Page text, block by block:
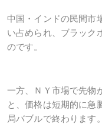
中国・インドの民間市
い占められ、ブラック
のです。
一方、ＮＹ市場で先物
と、価格は短期的に急
局バブルで終わります